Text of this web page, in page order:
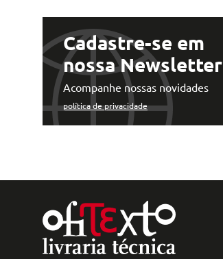
Cadastre-se em
nossa Newsletter
Acompanhe nossas novidades
política de privacidade